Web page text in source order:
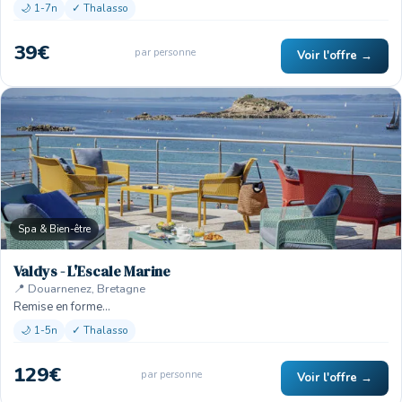
🌙 1-7n ✓ Thalasso
39€ par personne Voir l'offre →
Spa & Bien-être
Valdys - L'Escale Marine
📍 Douarnenez, Bretagne
Remise en forme…
🌙 1-5n ✓ Thalasso
129€ par personne Voir l'offre →